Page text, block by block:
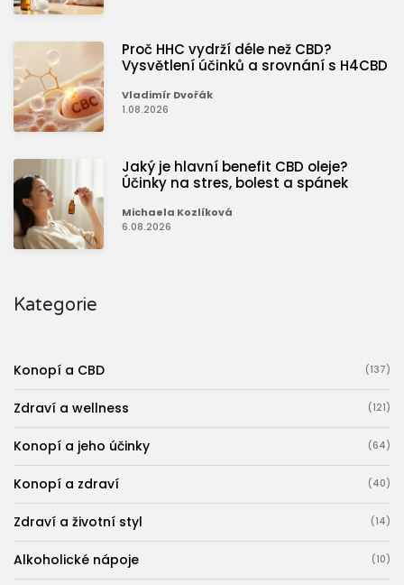
Proč HHC vydrží déle než CBD?
Vysvětlení účinků a srovnání s H4CBD
Vladimír Dvořák
1.08.2026
Jaký je hlavní benefit CBD oleje?
Účinky na stres, bolest a spánek
Michaela Kozlíková
6.08.2026
Kategorie
Konopí a CBD (137)
Zdraví a wellness (121)
Konopí a jeho účinky (64)
Konopí a zdraví (40)
Zdraví a životní styl (14)
Alkoholické nápoje (10)